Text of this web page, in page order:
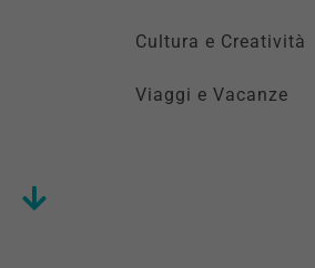
Cultura e Creatività
Viaggi e Vacanze